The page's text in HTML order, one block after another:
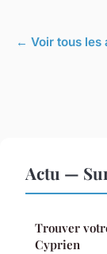
← Voir tous les
Actu —
Trouver
Cyprien